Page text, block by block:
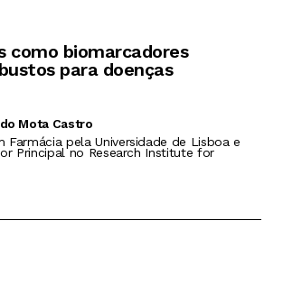
como biomarcadores
para doenças
Mota Castro
Farmácia pela Universidade de Lisboa e
Principal no Research Institute for